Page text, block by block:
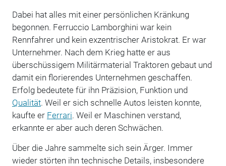
Dabei hat alles mit einer persönlichen Kränkung
begonnen. Ferruccio Lamborghini war kein
Rennfahrer und kein exzentrischer Aristokrat. Er war
Unternehmer. Nach dem Krieg hatte er aus
überschüssigem Militärmaterial Traktoren gebaut und
damit ein florierendes Unternehmen geschaffen.
Erfolg bedeutete für ihn Präzision, Funktion und
Qualität. Weil er sich schnelle Autos leisten konnte,
kaufte er Ferrari. Weil er Maschinen verstand,
erkannte er aber auch deren Schwächen.
Über die Jahre sammelte sich sein Ärger. Immer
wieder störten ihn technische Details, insbesondere